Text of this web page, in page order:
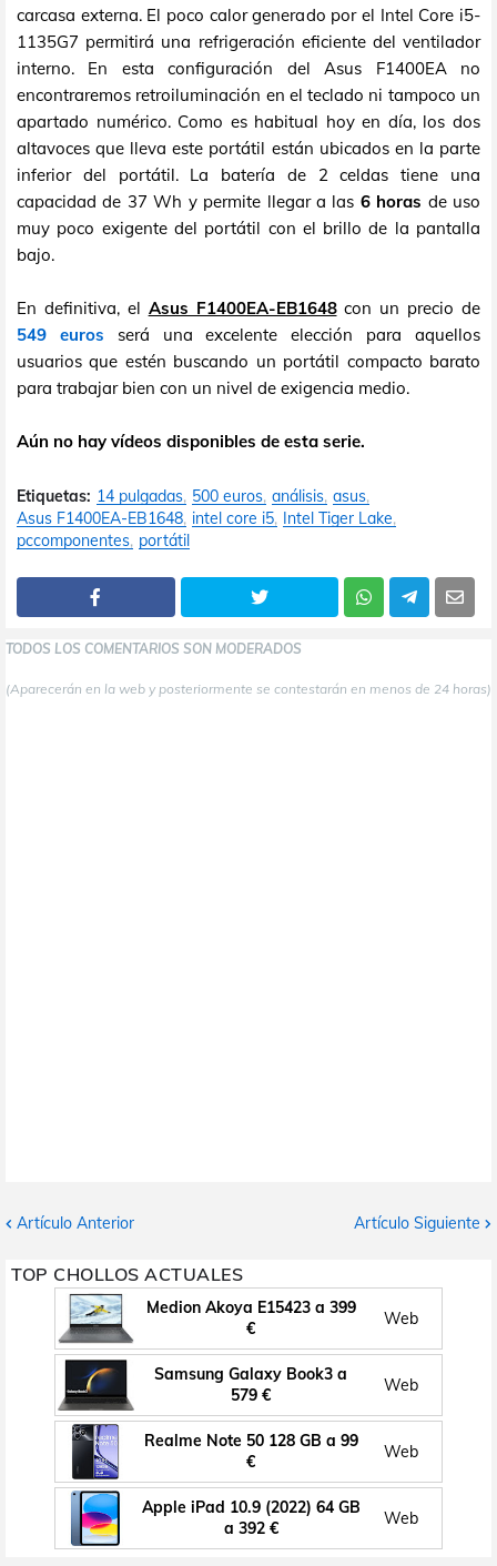
carcasa externa. El poco calor generado por el Intel Core i5-
1135G7 permitirá una refrigeración eficiente del ventilador
interno. En esta configuración del Asus F1400EA no
encontraremos retroiluminación en el teclado ni tampoco un
apartado numérico. Como es habitual hoy en día, los dos
altavoces que lleva este portátil están ubicados en la parte
inferior del portátil. La batería de 2 celdas tiene una
capacidad de 37 Wh y permite llegar a las 6 horas de uso
muy poco exigente del portátil con el brillo de la pantalla
bajo.
En definitiva, el Asus F1400EA-EB1648con un precio de
549 euros será una excelente elección para aquellos
usuarios que estén buscando un portátil compacto barato
para trabajar bien con un nivel de exigencia medio.
Aún no hay vídeos disponibles de esta serie.
Etiquetas: 14 pulgadas 500 euros análisis asus
Asus F1400EA-EB1648 intel core i5 Intel Tiger Lake
pccomponentes portátil
TODOS LOS COMENTARIOS SON MODERADOS
(Aparecerán en la web y posteriormente se contestarán en menos de 24 horas)
Artículo Anterior Artículo Siguiente
TOP CHOLLOS ACTUALES
Medion Akoya E15423 a 399
€
Web
Samsung Galaxy Book3 a
579 €
Web
Realme Note 50 128 GB a 99
€
Web
Apple iPad 10.9 (2022) 64 GB
a 392 €
Web